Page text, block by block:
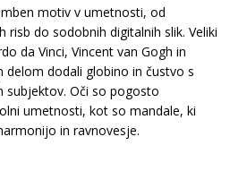
motiv v umetnosti, od
risb do sodobnih digitalnih slik. Veliki
da Vinci, Vincent van Gogh in
delom dodali globino in čustvo s
subjektov. Oči so pogosto
umetnosti, kot so mandale, ki
in ravnovesje.